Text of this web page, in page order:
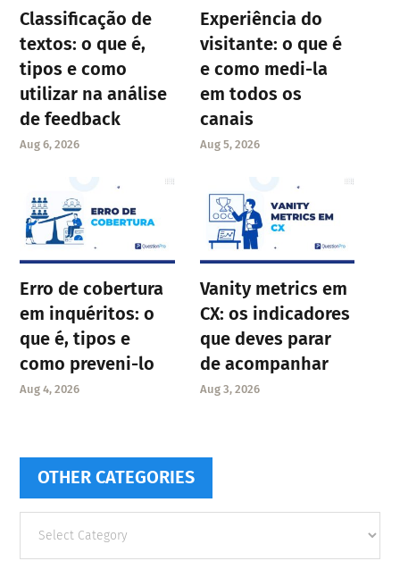
Classificação de
textos: o que é,
tipos e como
utilizar na análise
de feedback
Aug 6, 2026
Experiência do
visitante: o que é
e como medi-la
em todos os
canais
Aug 5, 2026
Erro de cobertura
em inquéritos: o
que é, tipos e
como preveni-lo
Aug 4, 2026
Vanity metrics em
CX: os indicadores
que deves parar
de acompanhar
Aug 3, 2026
OTHER CATEGORIES
categories